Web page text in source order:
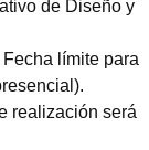
de Diseño y
límite para
realización será